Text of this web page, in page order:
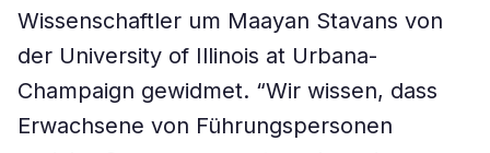
Wissenschaftler um Maayan Stavans von
der University of Illinois at Urbana-
Champaign gewidmet. “Wir wissen, dass
Erwachsene von Führungspersonen